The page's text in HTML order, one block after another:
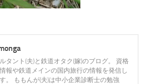
タント(夫)と鉄道オタク(嫁)のブログ。 資格
報や鉄道メインの国内旅行の情報を発信し
。 ももんが(夫)は中小企業診断士の勉強